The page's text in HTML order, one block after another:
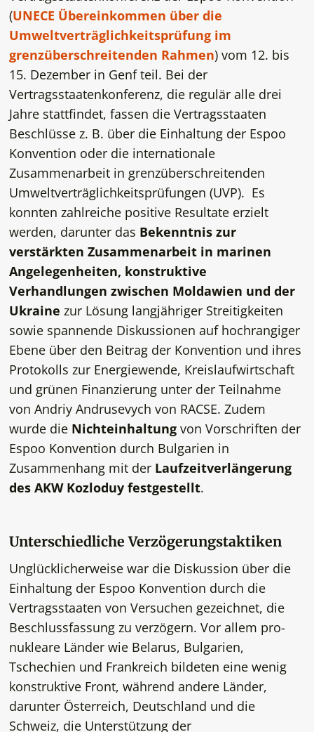
(UNECE Übereinkommen über die
Umweltverträglichkeitsprüfung im
grenzüberschreitenden Rahmen) vom 12. bis
15. Dezember in Genf teil. Bei der
Vertragsstaatenkonferenz, die regulär alle drei
Jahre stattfindet, fassen die Vertragsstaaten
Beschlüsse z. B. über die Einhaltung der Espoo
Konvention oder die internationale
Zusammenarbeit in grenzüberschreitenden
Umweltverträglichkeitsprüfungen (UVP). Es
konnten zahlreiche positive Resultate erzielt
werden, darunter das Bekenntnis zur
verstärkten Zusammenarbeit in marinen
Angelegenheiten, konstruktive
Verhandlungen zwischen Moldawien und der
Ukraine zur Lösung langjähriger Streitigkeiten
sowie spannende Diskussionen auf hochrangiger
Ebene über den Beitrag der Konvention und ihres
Protokolls zur Energiewende, Kreislaufwirtschaft
und grünen Finanzierung unter der Teilnahme
von Andriy Andrusevych von RACSE. Zudem
wurde die Nichteinhaltung von Vorschriften der
Espoo Konvention durch Bulgarien in
Zusammenhang mit derLaufzeitverlängerung
des AKW Kozloduy festgestellt.
Unterschiedliche Verzögerungstaktiken
Unglücklicherweise war die Diskussion über die
Einhaltung der Espoo Konvention durch die
Vertragsstaaten von Versuchen gezeichnet, die
Beschlussfassung zu verzögern. Vor allem pro-
nukleare Länder wie Belarus, Bulgarien,
Tschechien und Frankreich bildeten eine wenig
konstruktive Front, während andere Länder,
darunter Österreich, Deutschland und die
Schweiz, die Unterstützung der